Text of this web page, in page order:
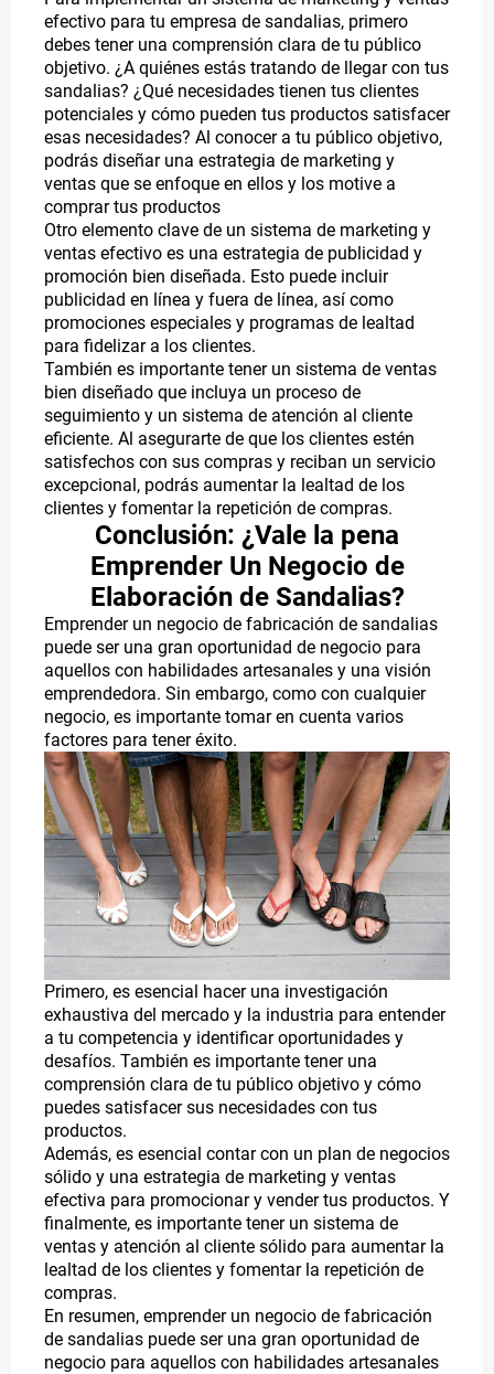
efectivo para tu empresa de sandalias, primero
debes tener una comprensión clara de tu público
objetivo. ¿A quiénes estás tratando de llegar con tus
sandalias? ¿Qué necesidades tienen tus clientes
potenciales y cómo pueden tus productos satisfacer
esas necesidades? Al conocer a tu público objetivo,
podrás diseñar una estrategia de marketing y
ventas que se enfoque en ellos y los motive a
comprar tus productos
Otro elemento clave de un sistema de marketing y
ventas efectivo es una estrategia de publicidad y
promoción bien diseñada. Esto puede incluir
publicidad en línea y fuera de línea, así como
promociones especiales y programas de lealtad
para fidelizar a los clientes.
También es importante tener un sistema de ventas
bien diseñado que incluya un proceso de
seguimiento y un sistema de atención al cliente
eficiente. Al asegurarte de que los clientes estén
satisfechos con sus compras y reciban un servicio
excepcional, podrás aumentar la lealtad de los
clientes y fomentar la repetición de compras.
Conclusión: ¿Vale la pena
Emprender Un Negocio de
Elaboración de Sandalias?
Emprender un negocio de fabricación de sandalias
puede ser una gran oportunidad de negocio para
aquellos con habilidades artesanales y una visión
emprendedora. Sin embargo, como con cualquier
negocio, es importante tomar en cuenta varios
factores para tener éxito.
Primero, es esencial hacer una investigación
exhaustiva del mercado y la industria para entender
a tu competencia y identificar oportunidades y
desafíos. También es importante tener una
comprensión clara de tu público objetivo y cómo
puedes satisfacer sus necesidades con tus
productos.
Además, es esencial contar con un plan de negocios
sólido y una estrategia de marketing y ventas
efectiva para promocionar y vender tus productos. Y
finalmente, es importante tener un sistema de
ventas y atención al cliente sólido para aumentar la
lealtad de los clientes y fomentar la repetición de
compras.
En resumen, emprender un negocio de fabricación
de sandalias puede ser una gran oportunidad de
negocio para aquellos con habilidades artesanales